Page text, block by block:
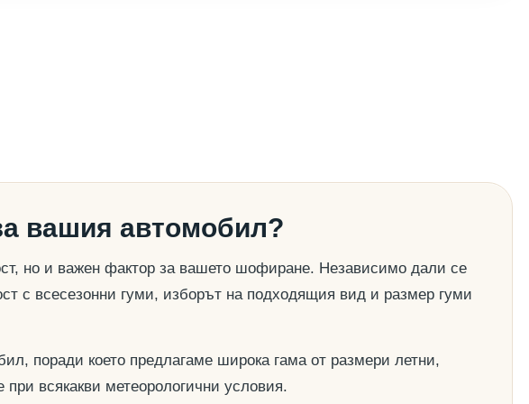
вашия автомобил?
но и важен фактор за вашето шофиране. Независимо дали се
с всесезонни гуми, изборът на подходящия вид и размер гуми
поради което предлагаме широка гама от размери летни,
всякакви метеорологични условия.